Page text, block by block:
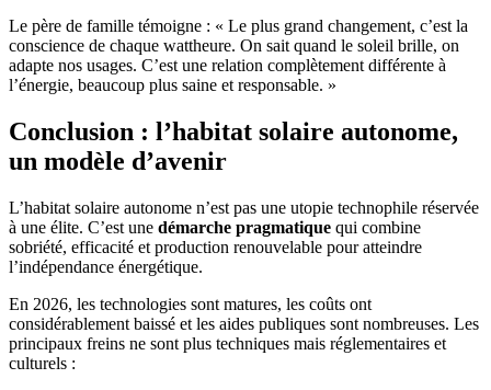
Le père de famille témoigne : « Le plus grand changement, c’est la
conscience de chaque wattheure. On sait quand le soleil brille, on
adapte nos usages. C’est une relation complètement différente à
l’énergie, beaucoup plus saine et responsable. »
Conclusion : l’habitat solaire autonome,
un modèle d’avenir
L’habitat solaire autonome n’est pas une utopie technophile réservée
à une élite. C’est une démarche pragmatique qui combine
sobriété, efficacité et production renouvelable pour atteindre
l’indépendance énergétique.
En 2026, les technologies sont matures, les coûts ont
considérablement baissé et les aides publiques sont nombreuses. Les
principaux freins ne sont plus techniques mais réglementaires et
culturels :